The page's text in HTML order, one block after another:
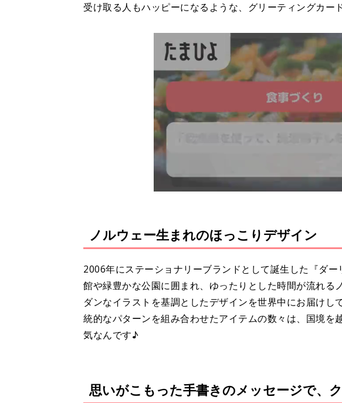
受け取る人もハッピーになるような、グリーティングカー
ノルウェー生まれのほっこりデザイン
2006年にステーショナリーブランドとして誕生した『ダ
館や緑豊かな公園に囲まれ、ゆったりとした時間が流れる
ダンなイラストを基調としたデザインを世界中にお届けし
統的なパターンを組み合わせたアイテムの数々は、国境を
気なんです♪
思いがこもった手書きのメッセージで、